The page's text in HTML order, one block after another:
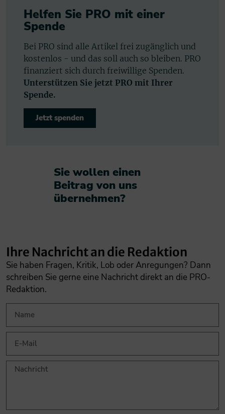
Helfen Sie PRO mit einer
Spende
Bei PRO sind alle Artikel frei zugänglich und
kostenlos - und das soll auch so bleiben. PRO
finanziert sich durch freiwillige Spenden.
Unterstützen Sie jetzt PRO mit Ihrer
Spende.
Jetzt spenden
Sie wollen einen
Beitrag von uns
übernehmen?​
Ihre Nachricht an die Redaktion
Sie haben Fragen, Kritik, Lob oder Anregungen? Dann
schreiben Sie gerne eine Nachricht direkt an die PRO-
Redaktion.